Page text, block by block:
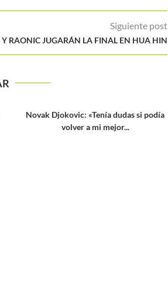
Siguiente post
Y RAONIC JUGARÁN LA FINAL EN HUA HIN